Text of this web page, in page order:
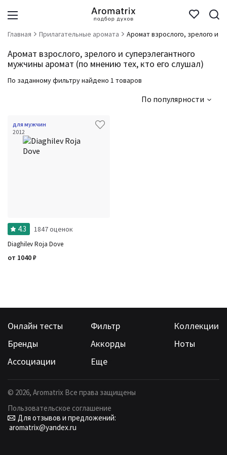
Главная Прилагательные аромата Аромат взрослого, зрелого и
Аромат взрослого, зрелого и суперэлегантного
мужчины аромат (по мнению тех, кто его слушал)
По заданному фильтру найдено 1 товаров
По популярности
для мужчин
2012
4.3 1847 оценок
Diaghilev Roja Dove
от 1040₽
Онлайн тесты Фильтр
Коллекции
Бренды
Аккорды
Ноты
Ассоциации
Еще
© 2026, Aromatrix Все права защищены
Пользовательское соглашение
Для отзывов и предложений:
aromatrix@yandex.ru